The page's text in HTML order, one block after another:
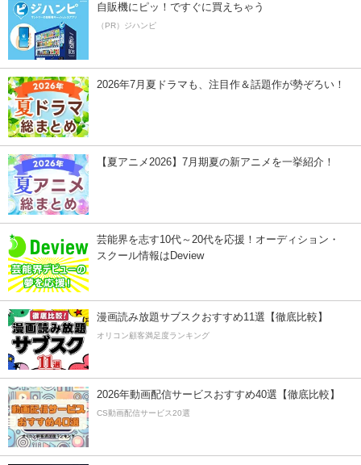
自販機にピッ！ですぐに買えちゃう
（PR）ジハンピ
2026年7月夏ドラマも、注目作＆話題作が勢ぞろい！
【夏アニメ2026】7月期夏の新アニメを一挙紹介！
芸能界を志す10代～20代を応援！オーディション・
スクール情報はDeview
漫画読み放題サブスクおすすめ11選【徹底比較】
オリコン顧客満足度ランキング
2026年動画配信サービスおすすめ40選【徹底比較】
CS動画配信サービス20選